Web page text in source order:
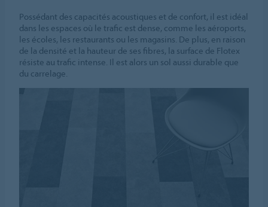
Possédant des capacités acoustiques et de confort, il est idéal
dans les espaces où le trafic est dense, comme les aéroports,
les écoles, les restaurants ou les magasins. De plus, en raison
de la densité et la hauteur de ses fibres, la surface de Flotex
résiste au trafic intense. Il est alors un sol aussi durable que
du carrelage.